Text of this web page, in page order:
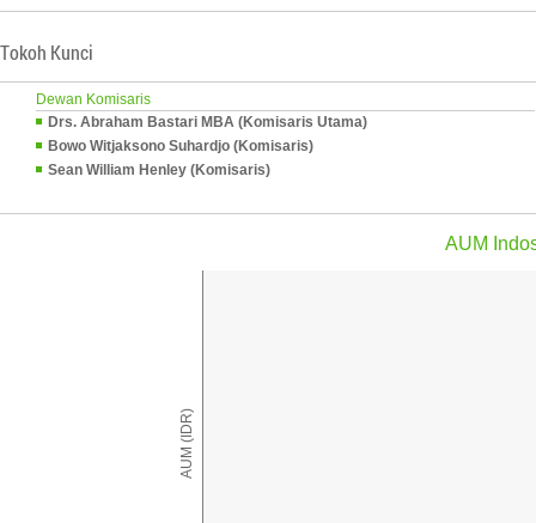
Tokoh Kunci
Dewan Komisaris
Drs. Abraham Bastari MBA (Komisaris Utama)
Bowo Witjaksono Suhardjo (Komisaris)
Sean William Henley (Komisaris)
AUM (IDR)
AUM